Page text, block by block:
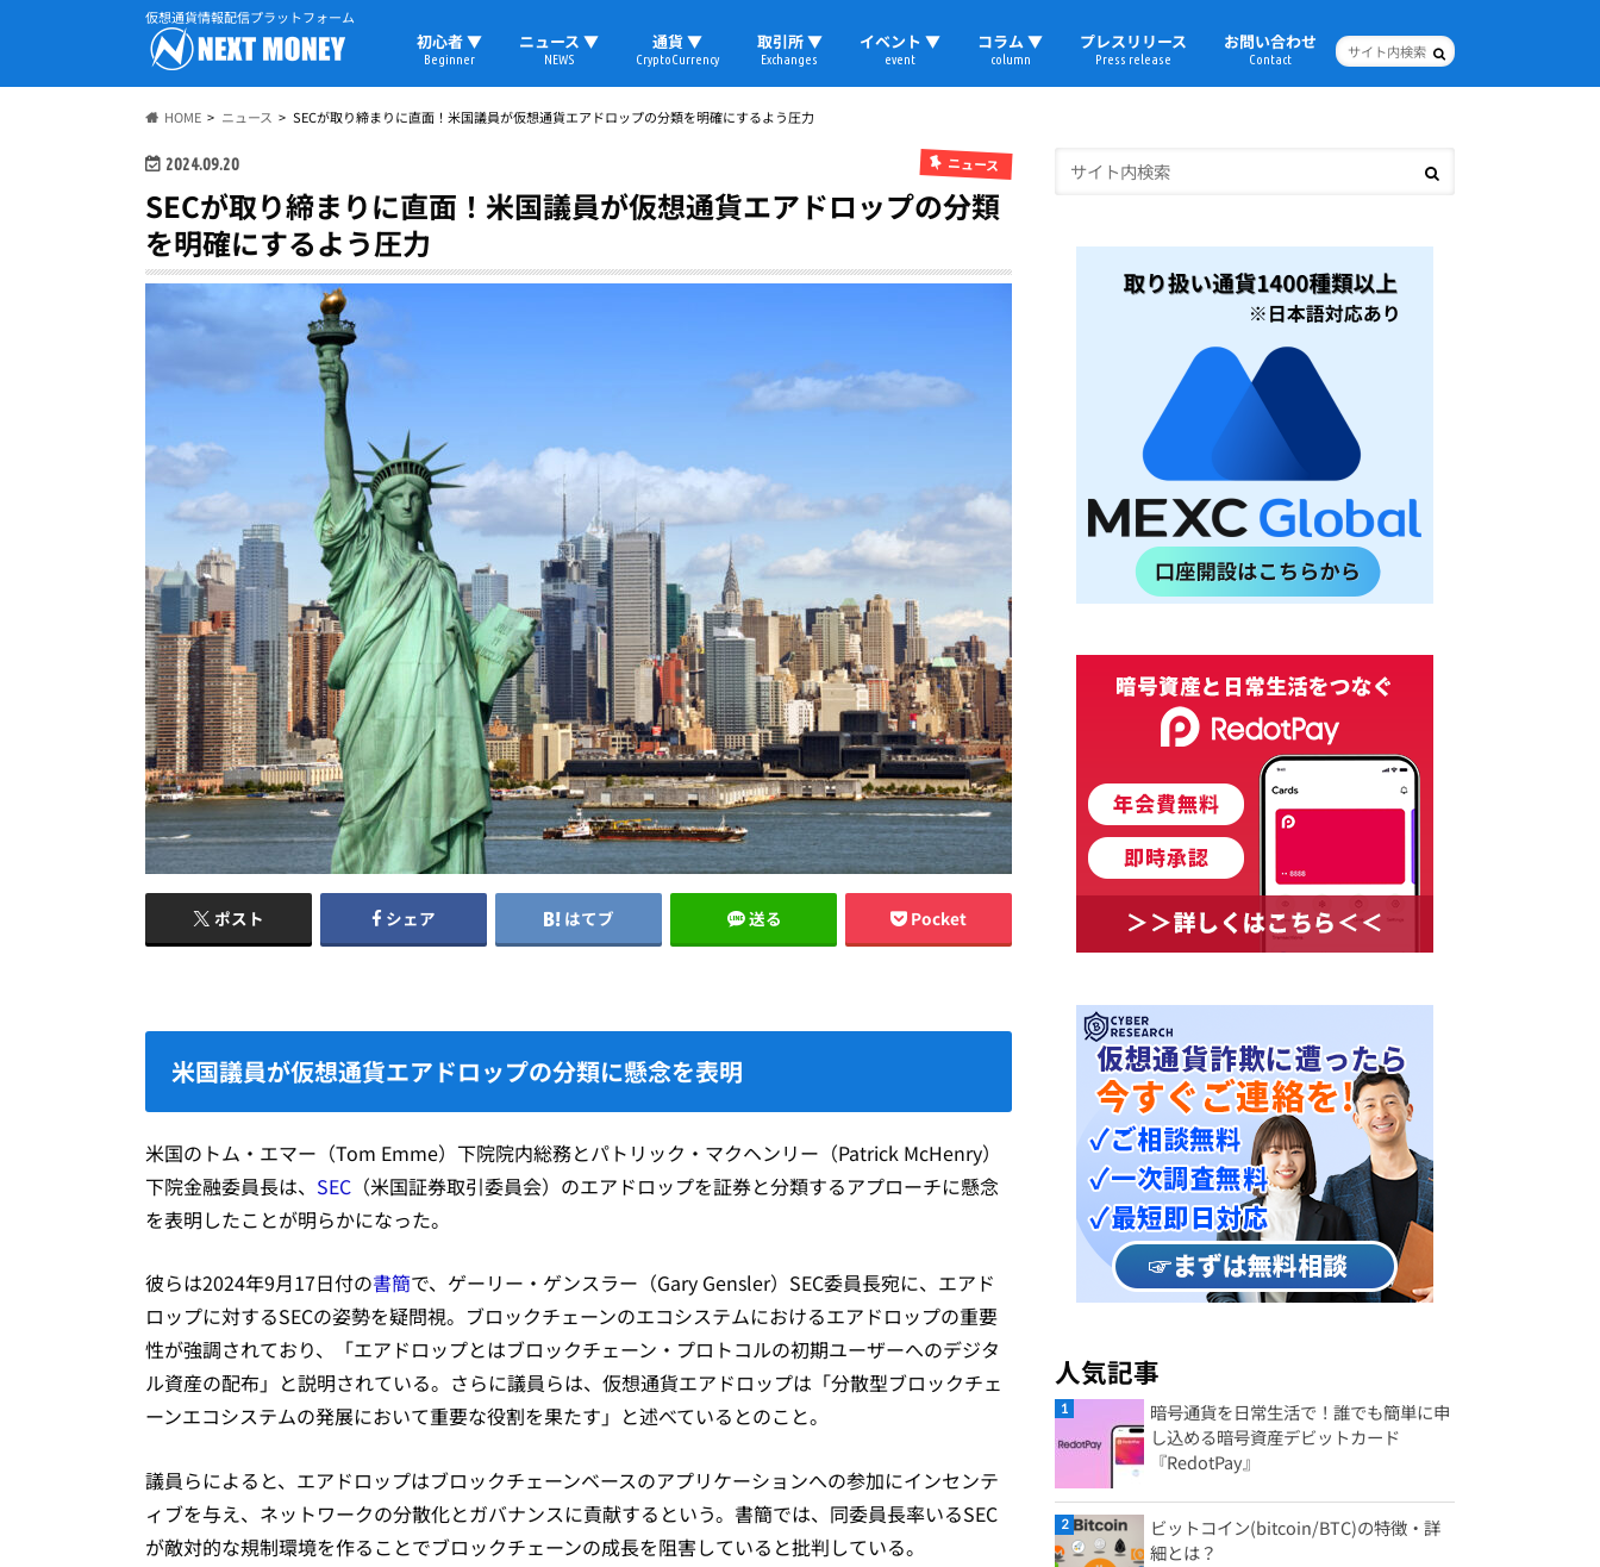
仮想通貨情報配信プラットフォーム
初心者 ▼
Beginner
ニュース ▼
NEWS
通貨 ▼
CryptoCurrency
取引所 ▼
Exchanges
イベント ▼
event
コラム ▼
column
プレスリリース
Press release
お問い合わせ
Contact
HOME ニュース SECが取り締まりに直面！米国議員が仮想通貨エアドロップの分類を明確にするよう圧力
2024.09.20 ニュース
SECが取り締まりに直面！米国議員が仮想通貨エアドロップの分類
を明確にするよう圧力
ポスト シェア はてブ 送る Pocket
米国議員が仮想通貨エアドロップの分類に懸念を表明
米国のトム・エマー（Tom Emme）下院院内総務とパトリック・マクヘンリー（Patrick McHenry）
下院金融委員長は、 SEC （米国証券取引委員会）のエアドロップを証券と分類するアプローチに懸念
を表明したことが明らかになった。
彼らは2024年9月17日付の書簡で、ゲーリー・ゲンスラー（Gary Gensler）SEC委員長宛に、エアド
ロップに対するSECの姿勢を疑問視。ブロックチェーンのエコシステムにおけるエアドロップの重要
性が強調されており、「エアドロップとはブロックチェーン・プロトコルの初期ユーザーへのデジタ
ル資産の配布」と説明されている。さらに議員らは、仮想通貨エアドロップは「分散型ブロックチェ
ーンエコシステムの発展において重要な役割を果たす」と述べているとのこと。
議員らによると、エアドロップはブロックチェーンベースのアプリケーションへの参加にインセンテ
ィブを与え、ネットワークの分散化とガバナンスに貢献するという。書簡では、同委員長率いるSEC
が敵対的な規制環境を作ることでブロックチェーンの成長を阻害していると批判している。
人気記事
暗号通貨を日常生活で！誰でも簡単に申
し込める暗号資産デビットカード
『RedotPay』
ビットコイン(bitcoin/BTC)の特徴・詳
細とは？